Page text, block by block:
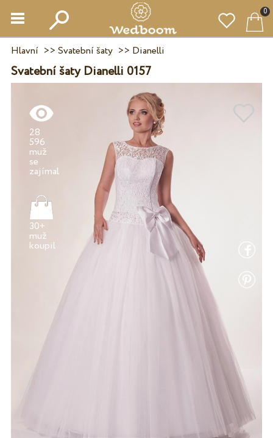
0
Hlavní >> Svatební šaty>> Dianelli
Svatební šaty Dianelli 0157
28
596
muž
se
30+
muž